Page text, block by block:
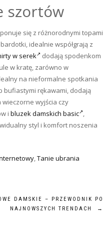
szortów
się z różnorodnymi topami
idealnie współgrają z
w serek
dodają spodenkom
w kratę, zarówno w
na nieformalne spotkania
bufiastymi rękawami, dodają
wyjścia czy
i bluzek damskich basic ,
styl i komfort noszenia
,Tanie ubrania
DAMSKIE – PRZEWODNIK PO
NAJNOWSZYCH TRENDACH
→